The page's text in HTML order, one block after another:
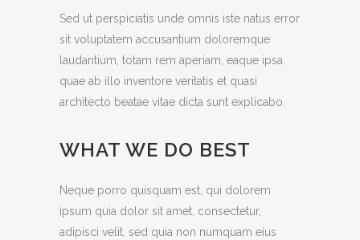
Sed ut perspiciatis unde omnis iste natus error
sit voluptatem accusantium doloremque
laudantium, totam rem aperiam, eaque ipsa
quae ab illo inventore veritatis et quasi
architecto beatae vitae dicta sunt explicabo.
WHAT WE DO BEST
Neque porro quisquam est, qui dolorem
ipsum quia dolor sit amet, consectetur,
adipisci velit, sed quia non numquam eius